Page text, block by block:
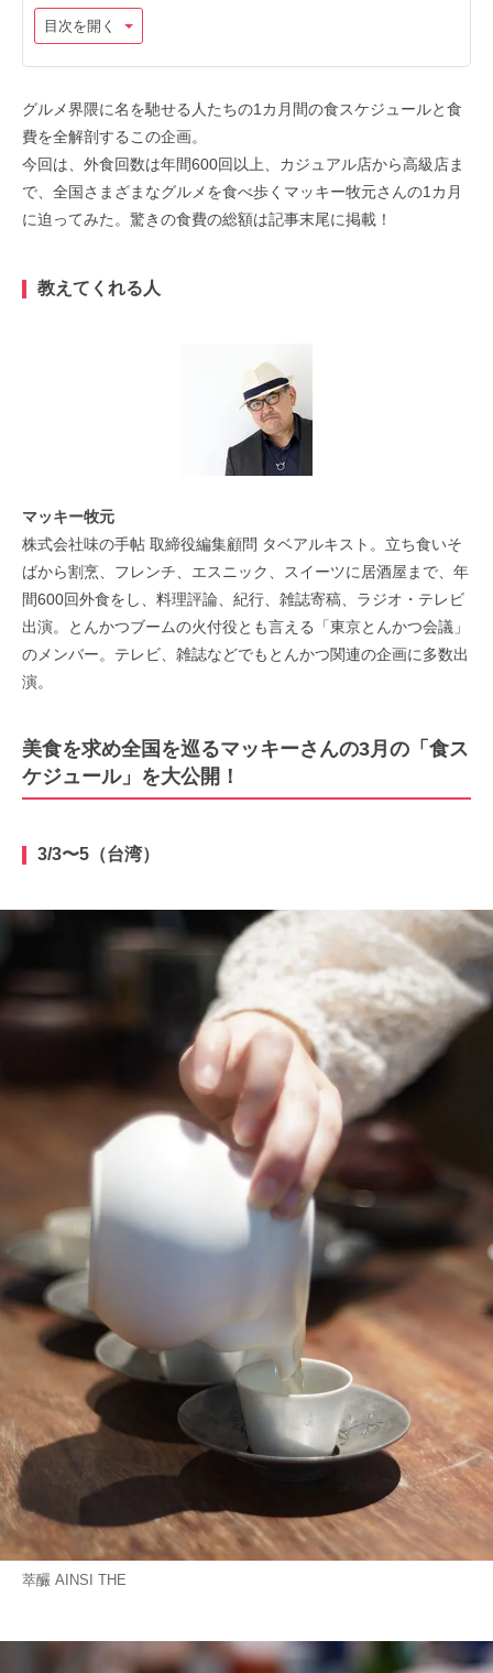
目次を開く
グルメ界隈に名を馳せる人たちの1カ月間の食スケジュールと食
費を全解剖するこの企画。
今回は、外食回数は年間600回以上、カジュアル店から高級店ま
で、全国さまざまなグルメを食べ歩くマッキー牧元さんの1カ月
に迫ってみた。驚きの食費の総額は記事末尾に掲載！
教えてくれる人
マッキー牧元
株式会社味の手帖 取締役編集顧問 タベアルキスト。立ち食いそ
ばから割烹、フレンチ、エスニック、スイーツに居酒屋まで、年
間600回外食をし、料理評論、紀行、雑誌寄稿、ラジオ・テレビ
出演。とんかつブームの火付役とも言える「東京とんかつ会議」
のメンバー。テレビ、雑誌などでもとんかつ関連の企画に多数出
演。
美食を求め全国を巡るマッキーさんの3月の「食ス
ケジュール」を大公開！
3/3〜5（台湾）
萃釅 AINSI THE